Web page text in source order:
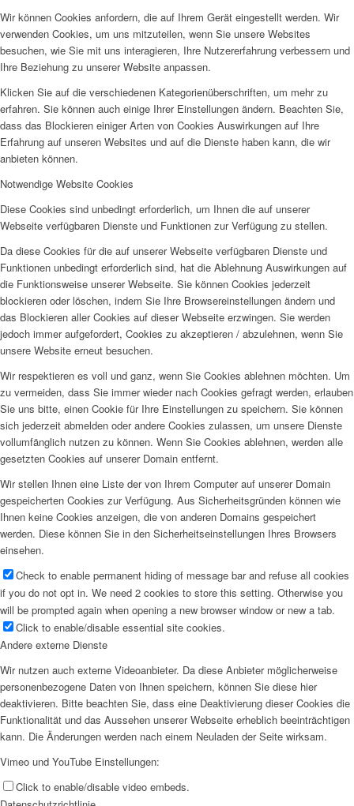
Wir können Cookies anfordern, die auf Ihrem Gerät eingestellt werden. Wir
verwenden Cookies, um uns mitzuteilen, wenn Sie unsere Websites
besuchen, wie Sie mit uns interagieren, Ihre Nutzererfahrung verbessern und
Ihre Beziehung zu unserer Website anpassen.
Klicken Sie auf die verschiedenen Kategorienüberschriften, um mehr zu
erfahren. Sie können auch einige Ihrer Einstellungen ändern. Beachten Sie,
dass das Blockieren einiger Arten von Cookies Auswirkungen auf Ihre
Erfahrung auf unseren Websites und auf die Dienste haben kann, die wir
anbieten können.
Notwendige Website Cookies
Diese Cookies sind unbedingt erforderlich, um Ihnen die auf unserer
Webseite verfügbaren Dienste und Funktionen zur Verfügung zu stellen.
Da diese Cookies für die auf unserer Webseite verfügbaren Dienste und
Funktionen unbedingt erforderlich sind, hat die Ablehnung Auswirkungen auf
die Funktionsweise unserer Webseite. Sie können Cookies jederzeit
blockieren oder löschen, indem Sie Ihre Browsereinstellungen ändern und
das Blockieren aller Cookies auf dieser Webseite erzwingen. Sie werden
jedoch immer aufgefordert, Cookies zu akzeptieren / abzulehnen, wenn Sie
unsere Website erneut besuchen.
Wir respektieren es voll und ganz, wenn Sie Cookies ablehnen möchten. Um
zu vermeiden, dass Sie immer wieder nach Cookies gefragt werden, erlauben
Sie uns bitte, einen Cookie für Ihre Einstellungen zu speichern. Sie können
sich jederzeit abmelden oder andere Cookies zulassen, um unsere Dienste
vollumfänglich nutzen zu können. Wenn Sie Cookies ablehnen, werden alle
gesetzten Cookies auf unserer Domain entfernt.
Wir stellen Ihnen eine Liste der von Ihrem Computer auf unserer Domain
gespeicherten Cookies zur Verfügung. Aus Sicherheitsgründen können wie
Ihnen keine Cookies anzeigen, die von anderen Domains gespeichert
werden. Diese können Sie in den Sicherheitseinstellungen Ihres Browsers
einsehen.
Check to enable permanent hiding of message bar and refuse all cookies
if you do not opt in. We need 2 cookies to store this setting. Otherwise you
will be prompted again when opening a new browser window or new a tab.
Click to enable/disable essential site cookies.
Andere externe Dienste
Wir nutzen auch externe Videoanbieter. Da diese Anbieter möglicherweise
personenbezogene Daten von Ihnen speichern, können Sie diese hier
deaktivieren. Bitte beachten Sie, dass eine Deaktivierung dieser Cookies die
Funktionalität und das Aussehen unserer Webseite erheblich beeinträchtigen
kann. Die Änderungen werden nach einem Neuladen der Seite wirksam.
Vimeo und YouTube Einstellungen:
Click to enable/disable video embeds.